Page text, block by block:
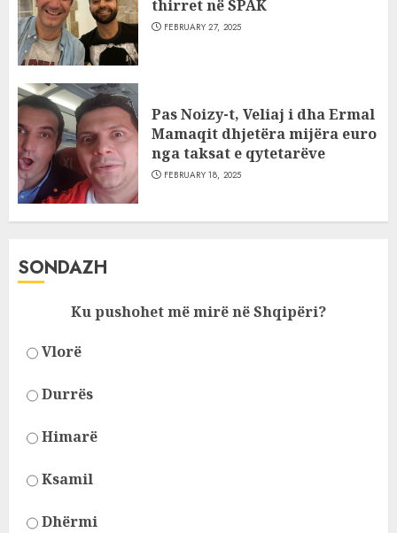
thirret në SPAK
FEBRUARY 27, 2025
Pas Noizy-t, Veliaj i dha Ermal
Mamaqit dhjetëra mijëra euro
nga taksat e qytetarëve
FEBRUARY 18, 2025
SONDAZH
Ku pushohet më mirë në Shqipëri?
Vlorë
Durrës
Himarë
Ksamil
Dhërmi